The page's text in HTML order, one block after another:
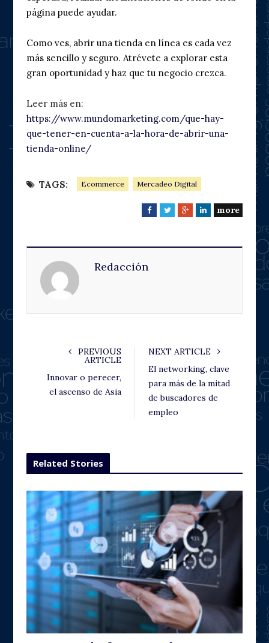
página puede ayudar.
Como ves, abrir una tienda en línea es cada vez
más sencillo y seguro. Atrévete a explorar esta
gran oportunidad y haz que tu negocio crezca.
Leer más en:
https://www.mundomarketing.com/que-hay-
que-tener-en-cuenta-a-la-hora-de-abrir-una-
tienda-online/
TAGS: Ecommerce Mercadeo Digital
F
T
G
L
more
Redacción
PREVIOUS
ARTICLE
Innovar o perecer,
el ascenso de Asia
NEXT ARTICLE
El networking, clave
para más de la mitad
de buscadores de
empleo
Related Stories